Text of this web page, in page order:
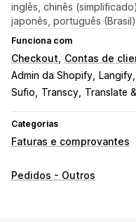
inglês, chinês
japonês, português
Funciona com
Checkout Contas de
Admin da Shopify
Langify
Sufio
Transcy Translate
Categorias
Faturas e comprovantes
Tipos de documento
Pedidos - Outros